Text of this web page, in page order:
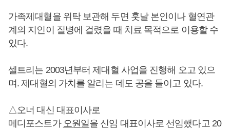
가족제대혈을 위탁 보관해 두면 훗날 본인이나 혈연관
계의 지인이 질병에 걸렸을 때 치료 목적으로 이용할 수
있다.
셀트리는 2003년부터 제대혈 사업을 진행해 오고 있으
며. 제대혈의 가치를 알리는 데도 공을 들이고 있다.
△오너 대신 대표이사로
메디포스트가 오원일을 신임 대표이사로 선임했다고 20